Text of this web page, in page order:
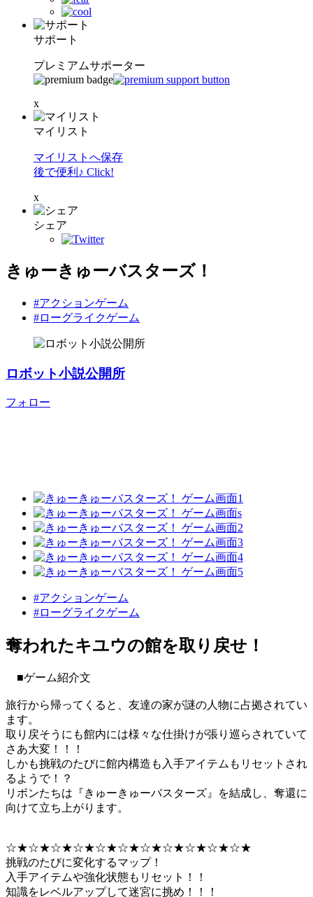
サポート
プレミアムサポーター
x
マイリスト
マイリストへ保存
後で便利♪ Click!
x
シェア
きゅーきゅーバスターズ！
#アクションゲーム
#ローグライクゲーム
ロボット小説公開所
フォロー
#アクションゲーム
#ローグライクゲーム
奪われたキユウの館を取り戻せ！
■ゲーム紹介文
旅行から帰ってくると、友達の家が謎の人物に占拠されてい
ます。
取り戻そうにも館内には様々な仕掛けが張り巡らされていて
さあ大変！！！
しかも挑戦のたびに館内構造も入手アイテムもリセットされ
るようで！？
リボンたちは『きゅーきゅーバスターズ』を結成し、奪還に
向けて立ち上がります。
☆★☆★☆★☆★☆★☆★☆★☆★☆★☆★☆★
挑戦のたびに変化するマップ！
入手アイテムや強化状態もリセット！！
知識をレベルアップして迷宮に挑め！！！